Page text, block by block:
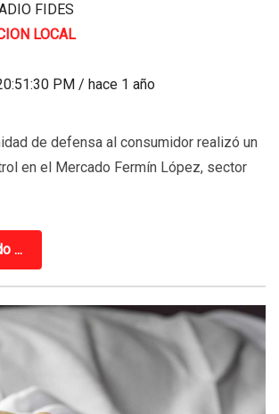
FIDES
LOCAL
PM / hace 1 año
de defensa al consumidor realizó un
en el Mercado Fermín López, sector
...